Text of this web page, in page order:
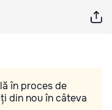
în proces de
din nou în câteva